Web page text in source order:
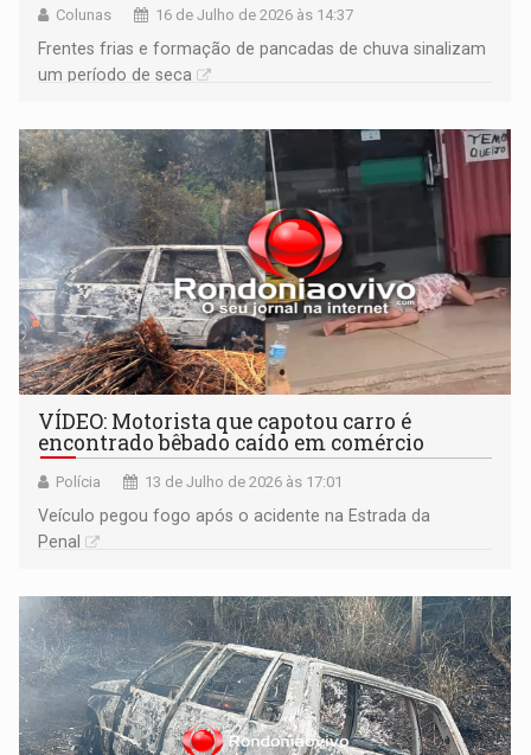
Colunas 16 de Julho de 2026 às 14:37
Frentes frias e formação de pancadas de chuva sinalizam
um período de seca
VÍDEO: Motorista que capotou carro é
encontrado bêbado caído em comércio
Polícia 13 de Julho de 2026 às 17:01
Veículo pegou fogo após o acidente na Estrada da
Penal